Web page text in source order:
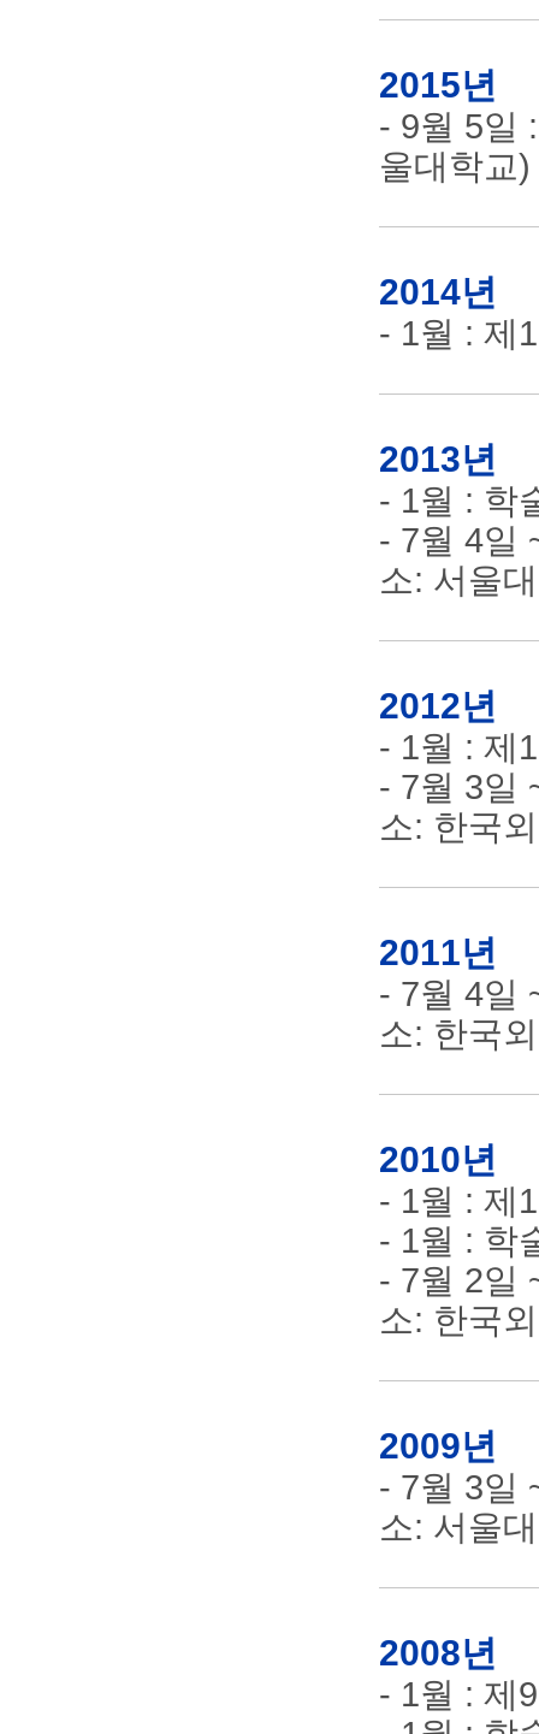
2015년
- 9월 5일
울대학교)
2014년
- 1월 : 제
2013년
- 1월 : 학
- 7월 4일
소: 서울
2012년
- 1월 : 제
- 7월 3일
소: 한국
2011년
- 7월 4일
소: 한국
2010년
- 1월 : 제
- 1월 : 학
- 7월 2일
소: 한국
2009년
- 7월 3일
소: 서울
2008년
- 1월 : 제